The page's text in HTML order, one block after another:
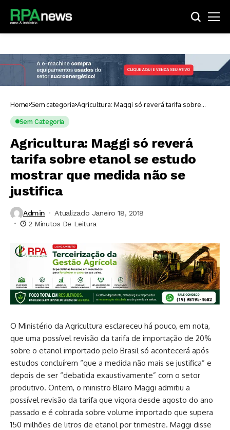
Home Sem categoria Agricultura: Maggi só reverá tarifa sobre
etanol se estudo mostrar que medida não se
Sem Categoria
Agricultura: Maggi só reverá
tarifa sobre etanol se estudo
mostrar que medida não se
justifica
Admin
Atualizado Janeiro 18, 2018
2 Minutos De Leitura
O Ministério da Agricultura esclareceu há pouco, em nota,
que uma possível revisão da tarifa de importação de 20%
sobre o etanol importado pelo Brasil só acontecerá após
estudos concluírem “que a medida não mais se justifica” e
depois de ser “debatida exaustivamente” com o setor
produtivo. Ontem, o ministro Blairo Maggi admitiu a
possível revisão da tarifa que vigora desde agosto do ano
passado e é cobrada sobre volume importado que supera
150 milhões de litros de etanol por trimestre. Maggi disse